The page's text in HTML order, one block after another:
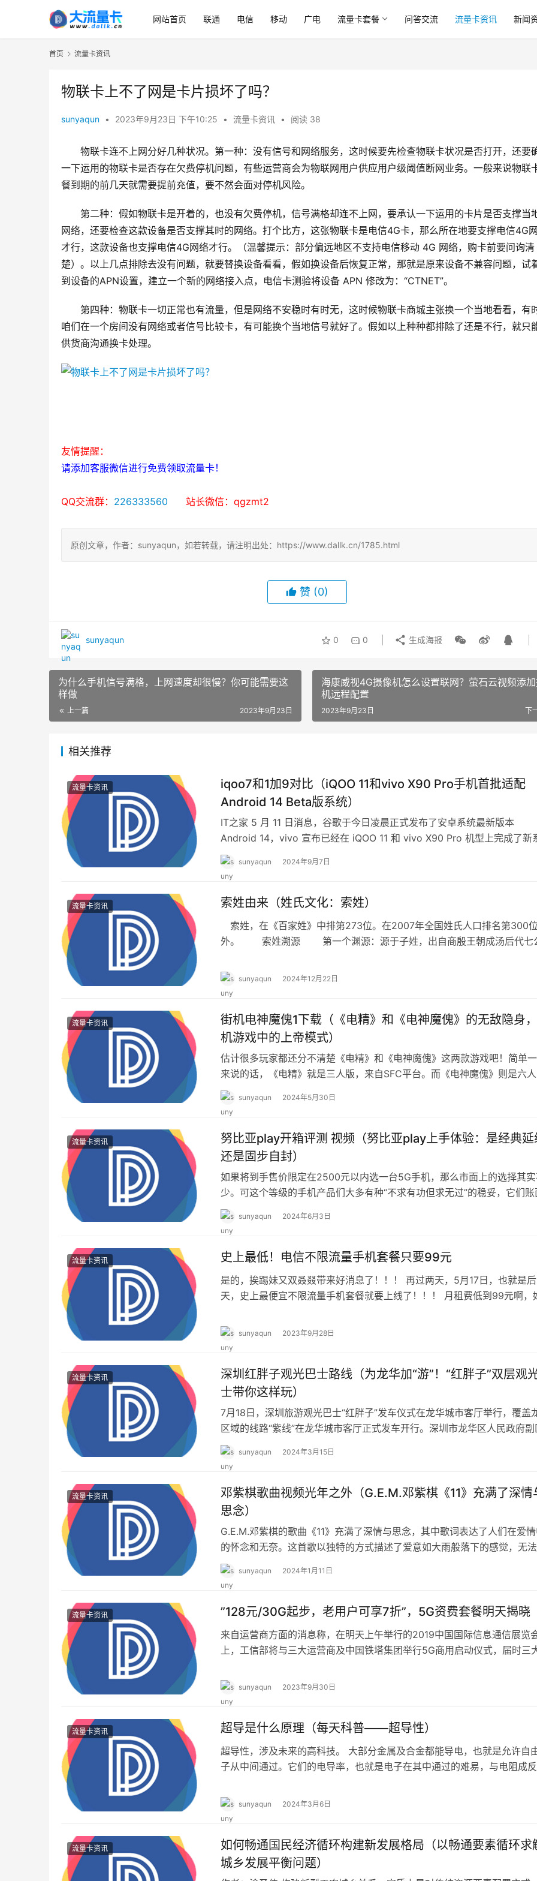
网站首页 联通 电信 移动 广电 流量卡套餐 问答交流 流量卡资讯 新闻
首页 流量卡资讯
物联卡上不了网是卡片损坏了吗？
sunyaqun • 2023年9月23日 下午10:25 • 流量卡资讯 • 阅读 38
物联卡连不上网分好几种状况。第一种：没有信号和网络服务，这时候要先检查物联卡状况是否打开，还要
一下运用的物联卡是否存在欠费停机问题，有些运营商会为物联网用户供应用户级阈值断网业务。一般来说物联
餐到期的前几天就需要提前充值，要不然会面对停机风险。
第二种：假如物联卡是开着的，也没有欠费停机，信号满格却连不上网，要承认一下运用的卡片是否支撑当
网络，还要检查这款设备是否支撑其时的网络。打个比方，这张物联卡是电信4G卡，那么所在地要支撑电信4G
才行，这款设备也支撑电信4G网络才行。（温馨提示：部分偏远地区不支持电信移动 4G 网络，购卡前要问询清
楚）。以上几点排除去没有问题，就要替换设备看看，假如换设备后恢复正常，那就是原来设备不兼容问题，试
到设备的APN设置，建立一个新的网络接入点，电信卡测验将设备 APN 修改为：“CTNET”。
第四种：物联卡一切正常也有流量，但是网络不安稳时有时无，这时候物联卡商城主张换一个当地看看，有
咱们在一个房间没有网络或者信号比较卡，有可能换个当地信号就好了。假如以上种种都排除了还是不行，就只
供货商沟通换卡处理。
友情提醒：
请添加客服微信进行免费领取流量卡！
QQ交流群： 226333560
      站长微信：qgzmt2
原创文章，作者：sunyaqun，如若转载，请注明出处：https://www.dallk.cn/1785.html
赞 (0)
sunyaqun 0 0 生成海报
为什么手机信号满格，上网速度却很慢？你可能需要这
样做
上一篇 2023年9月23日
海康威视4G摄像机怎么设置联网？萤石云视频添
机远程配置
下
2023年9月23日
相关推荐
流量卡资讯
iqoo7和1加9对比（iQOO 11和vivo X90 Pro手机首批适配
Android 14 Beta版系统）
IT之家 5 月 11 日消息，谷歌于今日凌晨正式发布了安卓系统最新版本
Android 14，vivo 宣布已经在 iQOO 11 和 vivo X90 Pro 机型上完成了新
sunyaqun 2024年9月7日
流量卡资讯 索姓由来（姓氏文化：索姓）
索姓，在《百家姓》中排第273位。在2007年全国姓氏人口排名第300
外。 索姓溯源 第一个渊源：源于子姓，出自商殷王朝成汤后代七
sunyaqun 2024年12月22日
流量卡资讯
街机电神魔傀1下载（《电精》和《电神魔傀》的无敌隐身
机游戏中的上帝模式）
估计很多玩家都还分不清楚《电精》和《电神魔傀》这两款游戏吧！简单
来说的话，《电精》就是三人版，来自SFC平台。而《电神魔傀》则是六人
版，来自街机平台。当年我们在街机游戏厅中玩到…
sunyaqun 2024年5月30日
流量卡资讯
努比亚play开箱评测 视频（努比亚play上手体验：是经典延
还是固步自封）
如果将到手售价限定在2500元以内选一台5G手机，那么市面上的选择其
少。可这个等级的手机产品们大多有种“不求有功但求无过”的稳妥，它们账
的参数看起来没有大毛病，可它们似乎有点…
sunyaqun 2024年6月3日
流量卡资讯 史上最低！电信不限流量手机套餐只要99元
是的，挨踢妹又双叒叕带来好消息了！！！ 再过两天，5月17日，也就是后
天，史上最便宜不限流量手机套餐就要上线了！！！ 月租费低到99元啊，
sunyaqun 2023年9月28日
流量卡资讯
深圳红胖子观光巴士路线（为龙华加“游”！“红胖子”双层观
士带你这样玩）
7月18日，深圳旅游观光巴士“红胖子”发车仪式在龙华城市客厅举行，覆盖
区域的线路“紫线”在龙华城市客厅正式发车开行。深圳市龙华区人民政府副
长张智，深圳巴士集团第四分公司党委书…
sunyaqun 2024年3月15日
流量卡资讯
邓紫棋歌曲视频光年之外（G.E.M.邓紫棋《11》充满了深情
思念）
G.E.M.邓紫棋的歌曲《11》充满了深情与思念，其中歌词表达了人们在爱
的怀念和无奈。这首歌以独特的方式描述了爱意如大雨般落下的感觉，无法
人不牵挂。歌词中的主人公希望靠近对方…
sunyaqun 2024年1月11日
流量卡资讯 ”128元/30G起步，老用户可享7折”，5G资费套餐明天揭晓
来自运营商方面的消息称，在明天上午举行的2019中国国际信息通信展览
上，工信部将与三大运营商及中国铁塔集团举行5G商用启动仪式，届时三
sunyaqun 2023年9月30日
流量卡资讯 超导是什么原理（每天科普——超导性）
超导性，涉及未来的高科技。 大部分金属及合金都能导电，也就是允许自
子从中间通过。它们的电导率，也就是电子在其中通过的难易，与电阻成反
sunyaqun 2024年3月6日
流量卡资讯
如何畅通国民经济循环构建新发展格局（以畅通要素循环求
城乡发展平衡问题）